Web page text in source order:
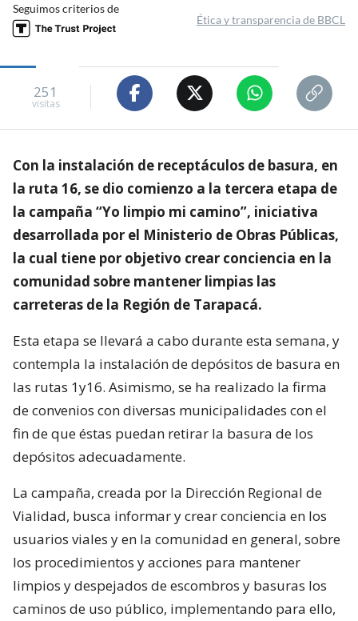
Seguimos criterios de
Ética y transparencia de BBCL
251
visitas
Con la instalación de receptáculos de basura, en
la ruta 16, se dio comienzo a la tercera etapa de
la campaña “Yo limpio mi camino”, iniciativa
desarrollada por el Ministerio de Obras Públicas,
la cual tiene por objetivo crear conciencia en la
comunidad sobre mantener limpias las
carreteras de la Región de Tarapacá.
Esta etapa se llevará a cabo durante esta semana, y
contempla la instalación de depósitos de basura en
las rutas 1y16. Asimismo, se ha realizado la firma
de convenios con diversas municipalidades con el
fin de que éstas puedan retirar la basura de los
depósitos adecuadamente.
La campaña, creada por la Dirección Regional de
Vialidad, busca informar y crear conciencia en los
usuarios viales y en la comunidad en general, sobre
los procedimientos y acciones para mantener
limpios y despejados de escombros y basuras los
caminos de uso público, implementando para ello,